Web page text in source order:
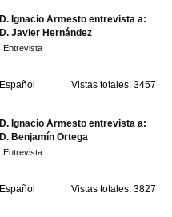
D. Ignacio Armesto entrevista a:
D. Javier Hernández
Entrevista
Español Vistas totales: 3457
D. Ignacio Armesto entrevista a:
D. Benjamín Ortega
Entrevista
Español Vistas totales: 3827